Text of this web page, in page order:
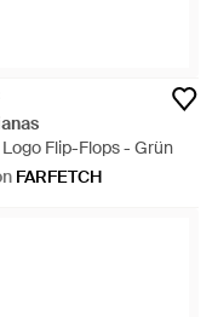
Logo Flip-Flops - Grün
FARFETCH